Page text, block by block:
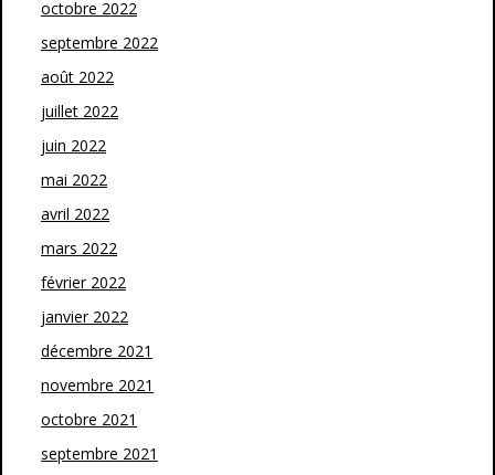
octobre 2022
septembre 2022
août 2022
juillet 2022
juin 2022
mai 2022
avril 2022
mars 2022
février 2022
janvier 2022
décembre 2021
novembre 2021
octobre 2021
septembre 2021